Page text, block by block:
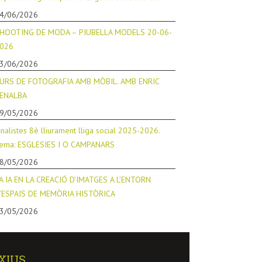
06/2026
DE MODA – PIUBELLA MODELS 20-06-
06/2026
DE FOTOGRAFIA AMB MÒBIL. AMB ENRIC
05/2026
8è lliurament lliga social 2025-2026.
ESGLESIES I O CAMPANARS
05/2026
IA EN LA CREACIÓ D’IMATGES A L’ENTORN
DE MEMÒRIA HISTÒRICA
05/2026